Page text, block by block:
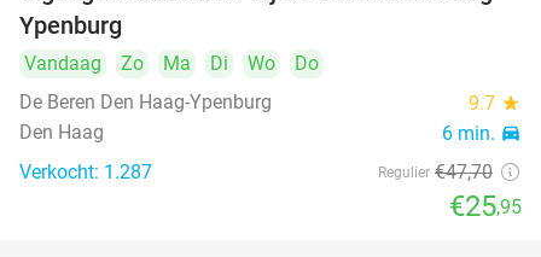
Ypenburg
Vandaag Zo Ma Di Wo
Do
De Beren Den Haag-Ypenburg
9.7 star
Den Haag 6 min. directions_car
Verkocht: 1.287 Regulier €47,70
€25,95